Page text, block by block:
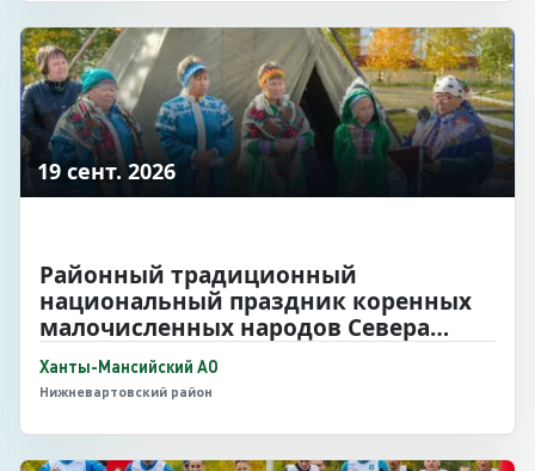
19 сент. 2026
Районный традиционный
национальный праздник коренных
малочисленных народов Севера
«Праздник Осени»
Ханты-Мансийский АО
Нижневартовский район